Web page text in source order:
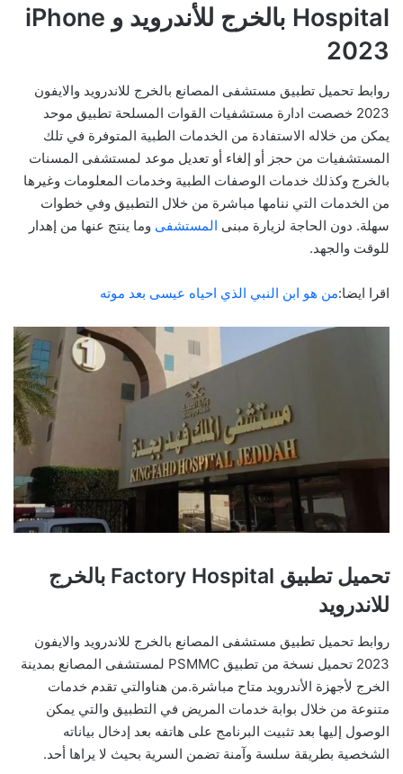
Hospital بالخرج للأندرويد و iPhone
2023
روابط تحميل تطبيق مستشفى المصانع بالخرج للاندرويد والايفون
2023 خصصت ادارة مستشفيات القوات المسلحة تطبيق موحد
يمكن من خلاله الاستفادة من الخدمات الطبية المتوفرة في تلك
المستشفيات من حجز أو إلغاء أو تعديل موعد لمستشفى المسنات
بالخرج وكذلك خدمات الوصفات الطبية وخدمات المعلومات وغيرها
من الخدمات التي ننامها مباشرة من خلال التطبيق وفي خطوات
سهلة. دون الحاجة لزيارة مبنى المستشفى وما ينتج عنها من إهدار
للوقت والجهد.
اقرا ايضا:من هو ابن النبي الذي احياه عيسى بعد موته
تحميل تطبيق Factory Hospital بالخرج
للاندرويد
روابط تحميل تطبيق مستشفى المصانع بالخرج للاندرويد والايفون
2023 تحميل نسخة من تطبيق PSMMC لمستشفى المصانع بمدينة
الخرج لأجهزة الأندرويد متاح مباشرة.من هناوالتي تقدم خدمات
متنوعة من خلال بوابة خدمات المريض في التطبيق والتي يمكن
الوصول إليها بعد تثبيت البرنامج على هاتفه بعد إدخال بياناته
الشخصية بطريقة سلسة وآمنة تضمن السرية بحيث لا يراها أحد.